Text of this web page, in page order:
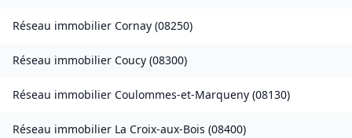
Réseau immobilier Cornay (08250)
Réseau immobilier Coucy (08300)
Réseau immobilier Coulommes-et-Marqueny (08130)
Réseau immobilier La Croix-aux-Bois (08400)